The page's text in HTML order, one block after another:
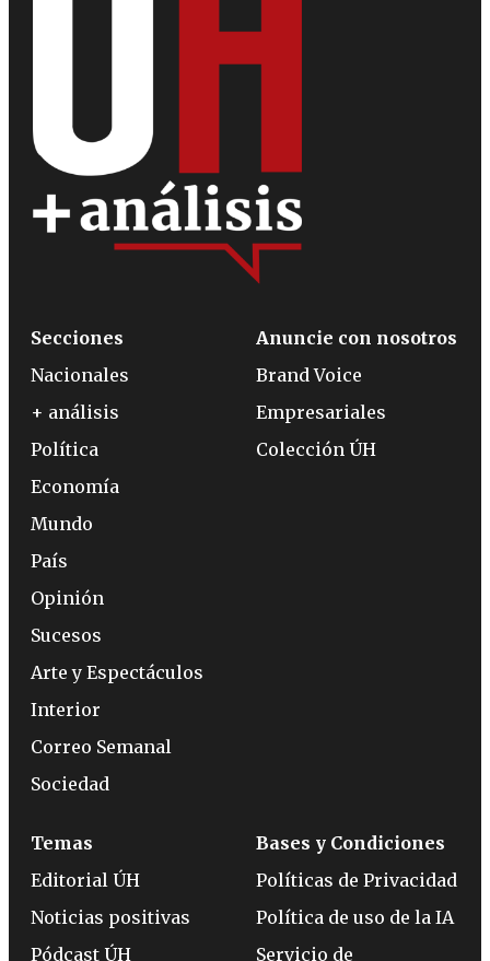
Secciones
Nacionales
+ análisis
Política
Economía
Mundo
País
Opinión
Sucesos
Arte y Espectáculos
Interior
Correo Semanal
Sociedad
Anuncie con nosotros
Brand Voice
Empresariales
Colección ÚH
Temas
Editorial ÚH
Noticias positivas
Pódcast ÚH
Bases y Condiciones
Políticas de Privacidad
Política de uso de la IA
Servicio de